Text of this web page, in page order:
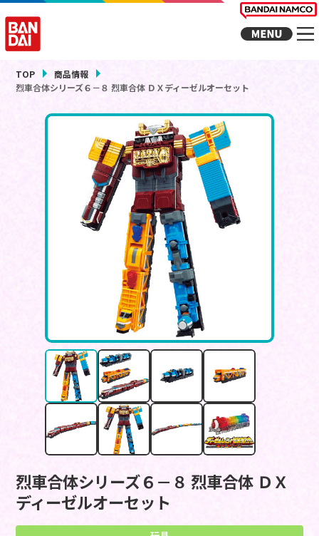
TOP
商品情報
烈車合体シリーズ６－８ 烈車合体 ＤＸディーゼルオーセット
烈車合体シリーズ６－８ 烈車合体 ＤＸ
ディーゼルオーセット